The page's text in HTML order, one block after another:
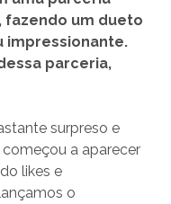
fazendo um dueto
impressionante.
parceria,
surpreso e
a aparecer
likes e
o